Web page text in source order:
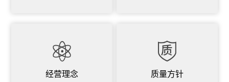
经营理念 质量方针